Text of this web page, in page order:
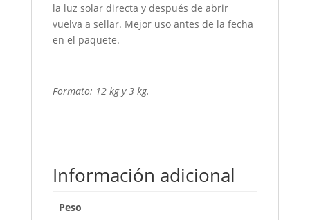
la luz solar directa y después de abrir
vuelva a sellar. Mejor uso antes de la fecha
en el paquete.
Formato: 12 kg y 3 kg.
Información adicional
Peso